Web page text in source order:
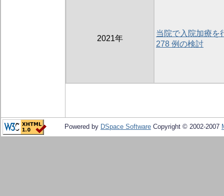
2021年
当院で入院加療を
278 例の検討
Powered by DSpace Software Copyright © 2002-2007